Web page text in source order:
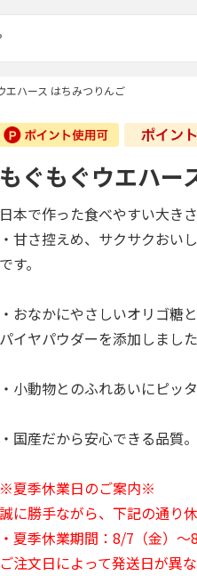
エハース はちみつりんご
もぐもぐウエハー
日本で作った食べやすい大き
・甘さ控えめ、サクサクおい
です。
・おなかにやさしいオリゴ糖
パイヤパウダーを添加しました
・小動物とのふれあいにピッ
・国産だから安心できる品質。
※夏季休業日のご案内※
誠に勝手ながら、下記の通り
・夏季休業期間：8/7（金）～
ご注文日によって発送日が異